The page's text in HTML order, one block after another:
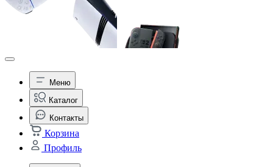
Меню
Каталог
Контакты
Корзина
Профиль